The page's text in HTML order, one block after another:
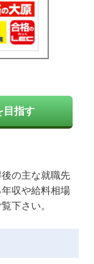
目指す
の主な就職先
収や給料相場
下さい。